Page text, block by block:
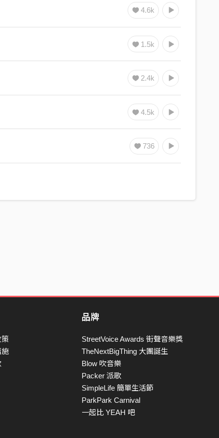
4.6k
1.5k
2.4k
4.5k
736
策
施
品牌
StreetVoice Awards 街聲音樂獎
TheNextBigThing 大團誕生
Blow 吹音樂
Packer 派歌
SimpleLife 簡單生活節
ParkPark Carnival
一起比 YEAH 吧